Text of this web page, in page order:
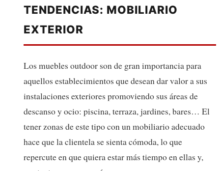
TENDENCIAS: MOBILIARIO
EXTERIOR
Los muebles outdoor son de gran importancia para
aquellos establecimientos que desean dar valor a sus
instalaciones exteriores promoviendo sus áreas de
descanso y ocio: piscina, terraza, jardines, bares… El
tener zonas de este tipo con un mobiliario adecuado
hace que la clientela se sienta cómoda, lo que
repercute en que quiera estar más tiempo en ellas y,